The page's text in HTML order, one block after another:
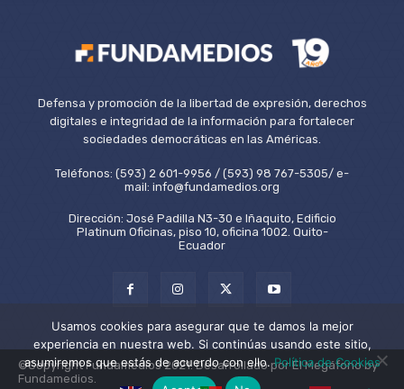
Defensa y promoción de la libertad de expresión, derechos
digitales e integridad de la información para fortalecer
sociedades democráticas en las Américas.
Teléfonos: (593) 2 601-9956 / (593) 98 767-5305/ e-
mail: info@fundamedios.org
Dirección: José Padilla N3-30 e Iñaquito, Edificio
Platinum Oficinas, piso 10, oficina 1002. Quito-
Ecuador
©Copyright Fundamedios 2021. Desarrollado por El Megáfono by
Fundamedios.
Usamos cookies para asegurar que te damos la mejor
experiencia en nuestra web. Si continúas usando este sitio,
asumiremos que estás de acuerdo con ello.Política de Cookies